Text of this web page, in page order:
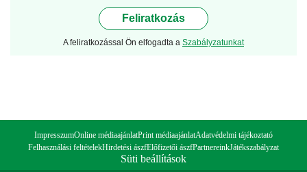
Feliratkozás
A feliratkozással Ön elfogadta a Szabályzatunkat
ImpresszumOnline médiaajánlatPrint médiaajánlatAdatvédelmi tájékoztató
Felhasználási feltételekHirdetési ászfElőfizetői ászfPartnereinkJátékszabályzat
Süti beállítások